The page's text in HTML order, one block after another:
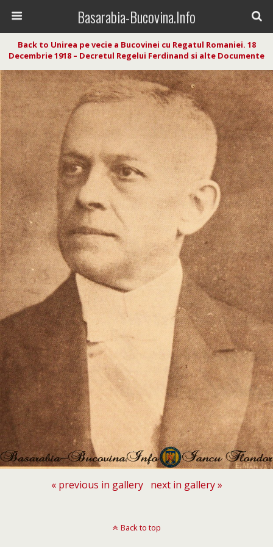
Basarabia-Bucovina.Info
Back to Unirea pe vecie a Bucovinei cu Regatul Romaniei. 18
Decembrie 1918 – Decretul Regelui Ferdinand si alte Documente
« previous in gallery next in gallery »
Back to top